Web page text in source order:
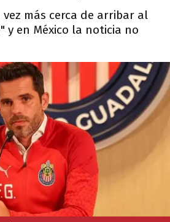
más cerca de arribar al
y en México la noticia no